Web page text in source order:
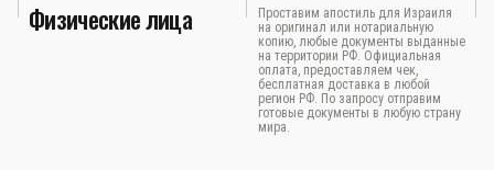
Физические лица
Проставим апостиль для Израиля
на оригинал или нотариальную
копию, любые документы выданные
на территории РФ. Официальная
оплата, предоставляем чек,
бесплатная доставка в любой
регион РФ. По запросу отправим
готовые документы в любую страну
мира.